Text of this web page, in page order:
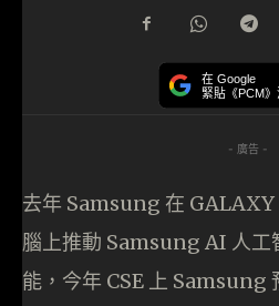
在 Google
緊貼《PCM》
- 廣告 -
去年 Samsung 在 GALAXY
腦上推動 Samsung AI 人工
能，今年 CSE 上 Samsung